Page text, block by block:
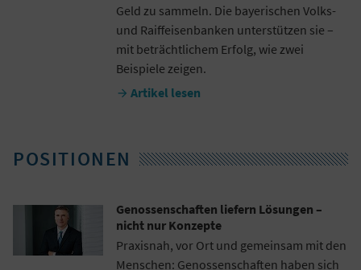
Geld zu sammeln. Die bayerischen Volks-
und Raiffeisenbanken unterstützen sie –
mit beträchtlichem Erfolg, wie zwei
Beispiele zeigen.
 Artikel lesen
POSITIONEN
Genossenschaften liefern Lösungen –
nicht nur Konzepte
Praxisnah, vor Ort und gemeinsam mit den
Menschen: Genossenschaften haben sich